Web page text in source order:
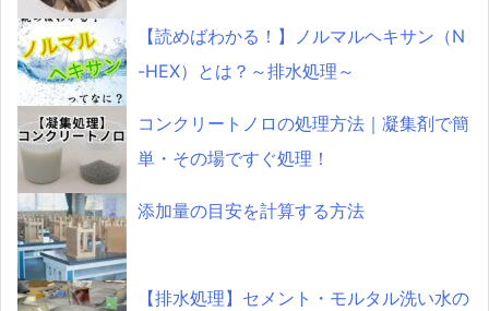
【読めばわかる！】ノルマルヘキサン（N
-HEX）とは？～排水処理～
コンクリートノロの処理方法｜凝集剤で簡
単・その場ですぐ処理！
添加量の目安を計算する方法
【排水処理】セメント・モルタル洗い水の